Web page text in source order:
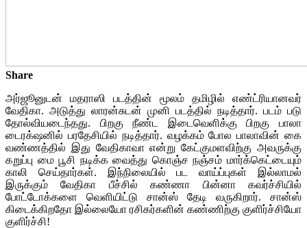
Share
அர்ஜூனுடன் மதராஸி படத்தின் மூலம் தமிழில் எண்ட்ரியானவர்
வேதிகா. அடுத்து லாரன்சுடன் முனி படத்தில் நடித்தார். படம் படு
தோல்வியடைந்தது. பிறகு நீண்ட இடைவெளிக்கு பிறகு பாலா
டைரக்‌ஷனில் பரதேசியில் நடித்தார். வழக்கம் போல பாலாவின் கை
வண்ணத்தில் இது வேதிகாவா என்று கேட்குமளவிற்கு அவருக்கு
கறுப்பு மை பூசி நடிக்க வைத்து கொஞ்ச நஞ்சம் மார்க்கெட்டையும்
காலி செய்தார்கள். இந்நிலையில் பட வாய்ப்புகள் இல்லாமல்
இருக்கும் வேதிகா பீச்சில் கண்ணா பின்னா கவர்ச்சியில்
போட்டோக்களை வெளியிட்டு சான்ஸ் தேடி வருகிறார். சான்ஸ்
கிடைக்கிறதோ இல்லையோ ரசிகர்களின் கண்ணிற்கு குளிர்ச்சியோ
குளிர்ச்சி!